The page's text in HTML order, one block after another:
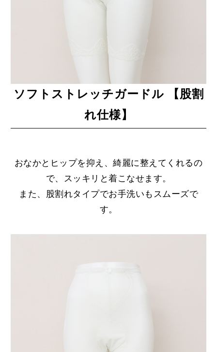
ソフトストレッチガードル 【股割
れ仕様】
おなかとヒップを抑え、綺麗に整えてくれるの
で、スッキリと着こなせます。
また、股割れタイプでお手洗いもスムーズで
す。